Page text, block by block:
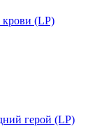
(LP)
герой (LP)